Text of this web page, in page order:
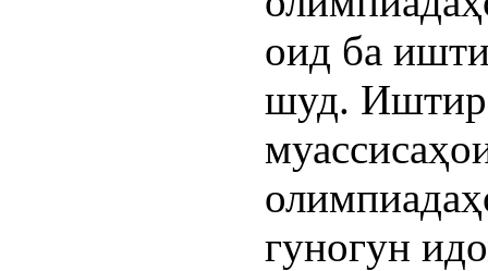
оид ба
шуд.
гуногун